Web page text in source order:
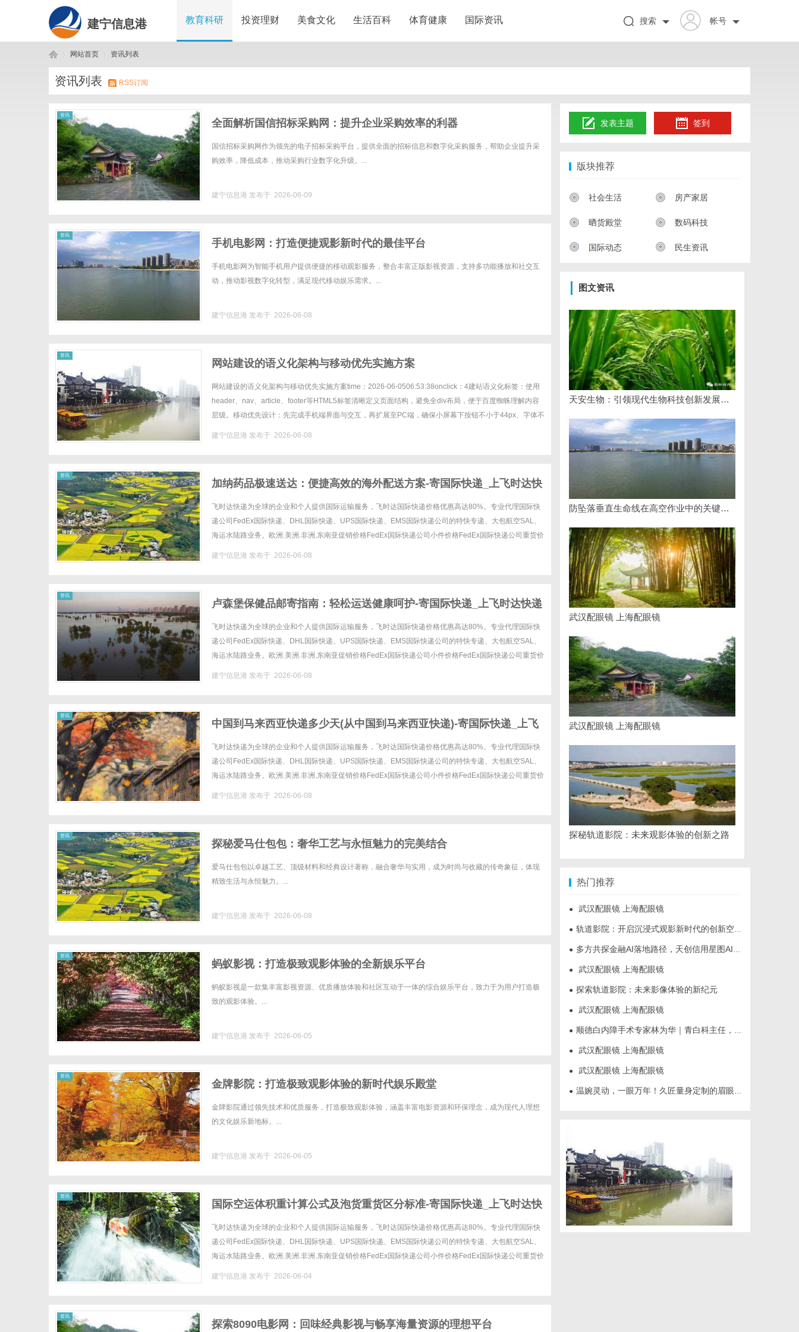
建宁信息港 教育科研 投资理财 美食文化 生活百科 体育健康 国际资讯 帐号
搜索
建 ›
网站首页
›
资讯列表
资讯列表 RSS订阅
资讯
全面解析国信招标采购网：提升企业采购效率的利器
国信招标采购网作为领先的电子招标采购平台，提供全面的招标信息和数字化采购服务，帮助企业提升采
购效率，降低成本，推动采购行业数字化升级。...
建宁信息港 发布于 2026-06-09
资讯
手机电影网：打造便捷观影新时代的最佳平台
手机电影网为智能手机用户提供便捷的移动观影服务，整合丰富正版影视资源，支持多功能播放和社交互
动，推动影视数字化转型，满足现代移动娱乐需求。...
建宁信息港 发布于 2026-06-08
资讯
网站建设的语义化架构与移动优先实施方案
网站建设的语义化架构与移动优先实施方案time：2026-06-0506:53:38onclick：4建站语义化标签：使用
header、nav、article、footer等HTML5标签清晰定义页面结构，避免全div布局，便于百度蜘蛛理解内容
层级。移动优先设计：先完成手机端界面与交互，再扩展至PC端，确保小屏幕下按钮不小于44px、字体不
建宁信息港 发布于 2026-06-08
资讯
加纳药品极速送达：便捷高效的海外配送方案-寄国际快递_上飞时达快
递官网
飞时达快递为全球的企业和个人提供国际运输服务，飞时达国际快递价格优惠高达80%。专业代理国际快
递公司FedEx国际快递、DHL国际快递、UPS国际快递、EMS国际快递公司的特快专递、大包航空SAL、
海运水陆路业务。欧洲.美洲.非洲.东南亚促销价格FedEx国际快递公司小件价格FedEx国际快递公司重货价
建宁信息港 发布于 2026-06-08
资讯
卢森堡保健品邮寄指南：轻松运送健康呵护-寄国际快递_上飞时达快递
官网
飞时达快递为全球的企业和个人提供国际运输服务，飞时达国际快递价格优惠高达80%。专业代理国际快
递公司FedEx国际快递、DHL国际快递、UPS国际快递、EMS国际快递公司的特快专递、大包航空SAL、
海运水陆路业务。欧洲.美洲.非洲.东南亚促销价格FedEx国际快递公司小件价格FedEx国际快递公司重货价
建宁信息港 发布于 2026-06-08
资讯
中国到马来西亚快递多少天(从中国到马来西亚快递)-寄国际快递_上飞
时达快递官网
飞时达快递为全球的企业和个人提供国际运输服务，飞时达国际快递价格优惠高达80%。专业代理国际快
递公司FedEx国际快递、DHL国际快递、UPS国际快递、EMS国际快递公司的特快专递、大包航空SAL、
海运水陆路业务。欧洲.美洲.非洲.东南亚促销价格FedEx国际快递公司小件价格FedEx国际快递公司重货价
建宁信息港 发布于 2026-06-08
资讯
探秘爱马仕包包：奢华工艺与永恒魅力的完美结合
爱马仕包包以卓越工艺、顶级材料和经典设计著称，融合奢华与实用，成为时尚与收藏的传奇象征，体现
精致生活与永恒魅力。...
建宁信息港 发布于 2026-06-08
资讯
蚂蚁影视：打造极致观影体验的全新娱乐平台
蚂蚁影视是一款集丰富影视资源、优质播放体验和社区互动于一体的综合娱乐平台，致力于为用户打造极
致的观影体验。...
建宁信息港 发布于 2026-06-05
资讯
金牌影院：打造极致观影体验的新时代娱乐殿堂
金牌影院通过领先技术和优质服务，打造极致观影体验，涵盖丰富电影资源和环保理念，成为现代人理想
的文化娱乐新地标。...
建宁信息港 发布于 2026-06-05
资讯
国际空运体积重计算公式及泡货重货区分标准-寄国际快递_上飞时达快
递官网
飞时达快递为全球的企业和个人提供国际运输服务，飞时达国际快递价格优惠高达80%。专业代理国际快
递公司FedEx国际快递、DHL国际快递、UPS国际快递、EMS国际快递公司的特快专递、大包航空SAL、
海运水陆路业务。欧洲.美洲.非洲.东南亚促销价格FedEx国际快递公司小件价格FedEx国际快递公司重货价
建宁信息港 发布于 2026-06-04
资讯
探索8090电影网：回味经典影视与畅享海量资源的理想平台
发表主题 签到
版块推荐
社会生活 房产家居
晒货殿堂 数码科技
国际动态 民生资讯
图文资讯
天安生物：引领现代生物科技创新发展的先锋企业
防坠落垂直生命线在高空作业中的关键应用与安全保障
武汉配眼镜 上海配眼镜
武汉配眼镜 上海配眼镜
探秘轨道影院：未来观影体验的创新之路
热门推荐
● 武汉配眼镜 上海配眼镜
● 轨道影院：开启沉浸式观影新时代的创新空间体验
● 多方共探金融AI落地路径，天创信用星图AI助力产业金融智能升级
● 武汉配眼镜 上海配眼镜
● 探索轨道影院：未来影像体验的新纪元
● 武汉配眼镜 上海配眼镜
● 顺德白内障手术专家林为华｜青白科主任，白内障手术资深医生
● 武汉配眼镜 上海配眼镜
● 武汉配眼镜 上海配眼镜
● 温婉灵动，一眼万年！久匠量身定制的眉眼唇，才是你整张脸的点睛之笔！淡颜系女生的气质加分项